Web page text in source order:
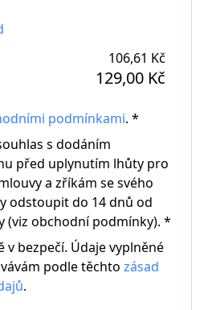
106,61 Kč
129,00 Kč
podmínkami. *
s dodáním
před uplynutím lhůty pro
a zříkám se svého
odstoupit do 14 dnů od
(viz obchodní podmínky). *
v bezpečí. Údaje vyplněné
podle těchto zásad
.